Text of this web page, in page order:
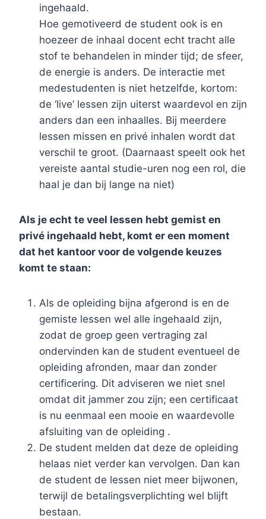
ingehaald.
Hoe gemotiveerd de student ook is en
hoezeer de inhaal docent echt tracht alle
stof te behandelen in minder tijd; de sfeer,
de energie is anders. De interactie met
medestudenten is niet hetzelfde, kortom:
de ‘live’ lessen zijn uiterst waardevol en zijn
anders dan een inhaalles. Bij meerdere
lessen missen en privé inhalen wordt dat
verschil te groot. (Daarnaast speelt ook het
vereiste aantal studie-uren nog een rol, die
haal je dan bij lange na niet)
Als je echt te veel lessen hebt gemist en
privé ingehaald hebt, komt er een moment
dat het kantoor voor de volgende keuzes
komt te staan:
Als de opleiding bijna afgerond is en de
gemiste lessen wel alle ingehaald zijn,
zodat de groep geen vertraging zal
ondervinden kan de student eventueel de
opleiding afronden, maar dan zonder
certificering. Dit adviseren we niet snel
omdat dit jammer zou zijn; een certificaat
is nu eenmaal een mooie en waardevolle
afsluiting van de opleiding .
De student melden dat deze de opleiding
helaas niet verder kan vervolgen. Dan kan
de student de lessen niet meer bijwonen,
terwijl de betalingsverplichting wel blijft
bestaan.